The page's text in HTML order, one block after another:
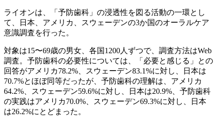
ライオンは、「予防歯科」の浸透性を図る活動の一環とし
て、日本、アメリカ、スウェーデンの3か国のオーラルケア
意識調査を行った。
対象は15〜69歳の男女、各国1200人ずつで、調査方法はWeb
調査。予防歯科の必要性については、「必要と感じる」との
回答がアメリカ78.2%、スウェーデン83.1%に対し、日本は
70.7%とほぼ同等だったが、予防歯科の理解は、アメリカ
64.2%、スウェーデン59.6%に対し、日本は20.9%、予防歯科
の実践はアメリカ70.0%、スウェーデン69.3%に対し、日本
は26.2%にとどまった。